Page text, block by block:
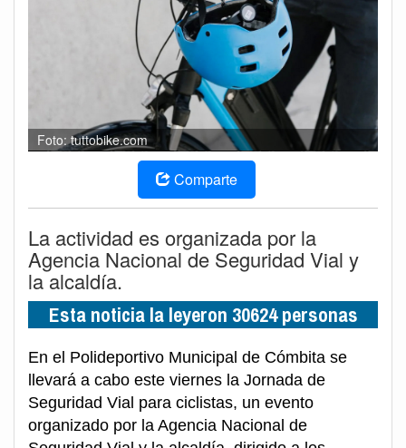
Foto: tuttobike.com
Comparte
La actividad es organizada por la
Agencia Nacional de Seguridad Vial y
la alcaldía.
Esta noticia la leyeron 30624 personas
En el Polideportivo Municipal de Cómbita se
llevará a cabo este viernes la Jornada de
Seguridad Vial para ciclistas, un evento
organizado por la Agencia Nacional de